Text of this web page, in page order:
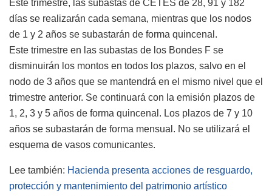
Este trimestre, las subastas de CETES de 28, 91 y 182
días se realizarán cada semana, mientras que los nodos
de 1 y 2 años se subastarán de forma quincenal.
Este trimestre en las subastas de los Bondes F se
disminuirán los montos en todos los plazos, salvo en el
nodo de 3 años que se mantendrá en el mismo nivel que el
trimestre anterior. Se continuará con la emisión plazos de
1, 2, 3 y 5 años de forma quincenal. Los plazos de 7 y 10
años se subastarán de forma mensual. No se utilizará el
esquema de vasos comunicantes.
Lee también: Hacienda presenta acciones de resguardo,
protección y mantenimiento del patrimonio artístico